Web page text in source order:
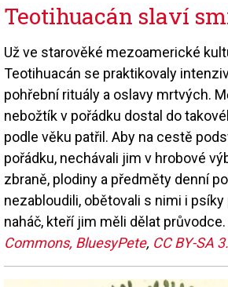
Teotihuacán slaví
Už ve starověké mezoamerické
Teotihuacán se praktikovaly
pohřební rituály a oslavy mrtvých.
nebožtík v pořádku dostal do
podle věku patřil. Aby na cestě
pořádku, nechávali jim v hrobové
zbraně, plodiny a předměty denní
nezabloudili, obětovali s nimi i
naháč, kteří jim měli dělat průvodce.
Commons, BluesyPete, CC BY-SA